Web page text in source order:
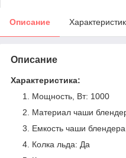
Описание
Описание
Характеристика:
Мощность, Вт: 1000
Материал чаши
Емкость чаши
Колка льда: Да